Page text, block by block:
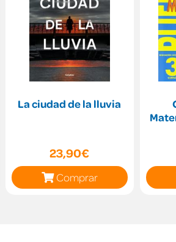
La ciudad de la lluvia
23,90€
Comprar